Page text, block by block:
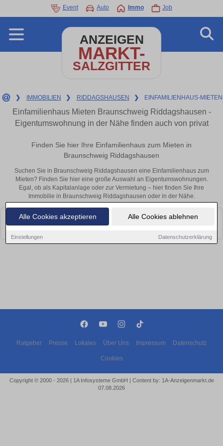
Alle Cookies akzeptieren Alle Cookies ablehnen
Einstellungen Datenschutzerklärung
Event Auto Immo Job
ANZEIGEN
MARKT-
SALZGITTER
❯ IMMOBILIEN ❯ RIDDAGSHAUSEN ❯ EINFAMILIENHAUS-MIETEN
Einfamilienhaus Mieten Braunschweig Riddagshausen -
Eigentumswohnung in der Nähe finden auch von privat
Finden Sie hier Ihre Einfamilienhaus zum Mieten in
Braunschweig Riddagshausen
Suchen Sie in Braunschweig Riddagshausen eine Einfamilienhaus zum
Mieten? Finden Sie hier eine große Auswahl an Eigentumswohnungen.
Egal, ob als Kapitalanlage oder zur Vermietung – hier finden Sie Ihre
Immobilie in Braunschweig Riddagshausen oder in der Nähe.
Leider konnten wir derzeit keine passenden Objekte finden. Schauen Sie
bald wieder vorbei!
Ratgeber Presse Lokales Über Uns Impressum Datenschutz
Cookies
Copyright © 2000 - 2026 | 1A Infosysteme GmbH | Content by: 1A-Anzeigenmarkt.de
07.08.2026